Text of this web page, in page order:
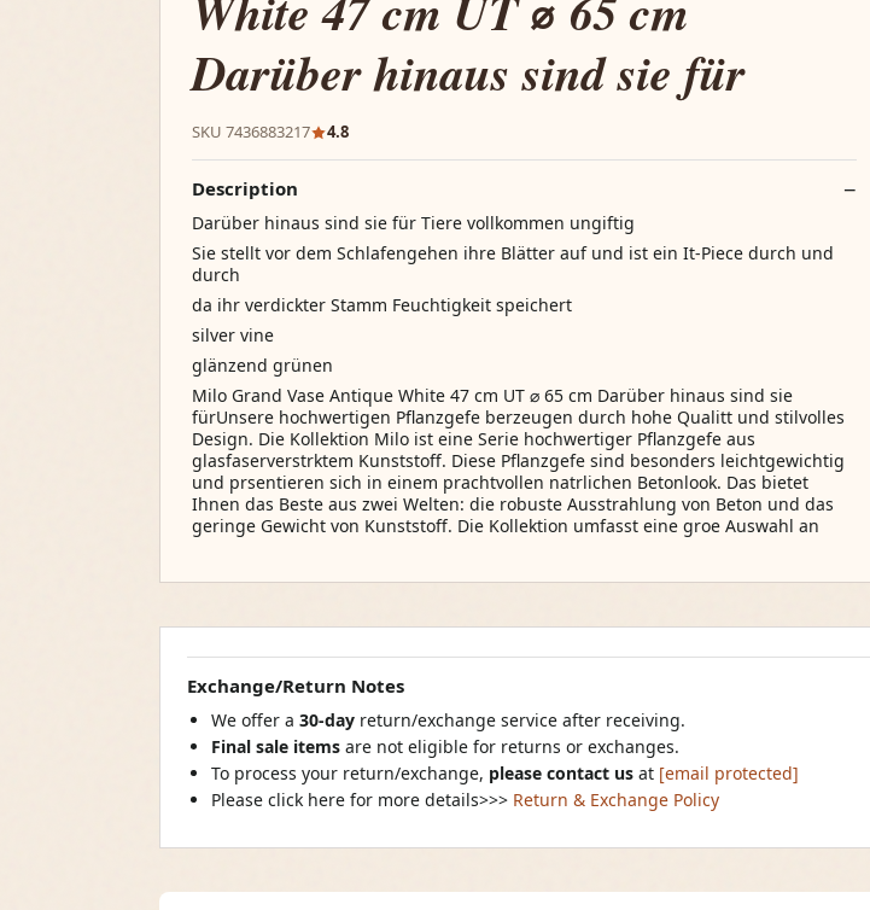
Darüber hinaus sind sie für
SKU 7436883217 4.8
Description
Darüber hinaus sind sie für Tiere vollkommen ungiftig
Sie stellt vor dem Schlafengehen ihre Blätter auf und ist ein It-Piece durch und
durch
da ihr verdickter Stamm Feuchtigkeit speichert
silver vine
glänzend grünen
Milo Grand Vase Antique White 47 cm UT ⌀ 65 cm Darüber hinaus sind sie
fürUnsere hochwertigen Pflanzgefe berzeugen durch hohe Qualitt und stilvolles
Design. Die Kollektion Milo ist eine Serie hochwertiger Pflanzgefe aus
glasfaserverstrktem Kunststoff. Diese Pflanzgefe sind besonders leichtgewichtig
und prsentieren sich in einem prachtvollen natrlichen Betonlook. Das bietet
Ihnen das Beste aus zwei Welten: die robuste Ausstrahlung von Beton und das
geringe Gewicht von Kunststoff. Die Kollektion umfasst eine groe Auswahl an
Exchange/Return Notes
We offer a 30-day return/exchange service after receiving.
Final sale items are not eligible for returns or exchanges.
To process your return/exchange, please contact us at [email protected]
Please click here for more details>>> Return & Exchange Policy